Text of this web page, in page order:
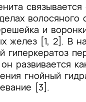
волосяного
и
желез [1, 2]. В
гиперкератоз
развивается
гнойный
[3].